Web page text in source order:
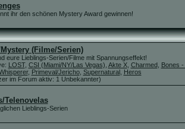
ihr den schönen Mystery Award gewinnen!
(Filme/Serien)
eure Lieblings-Serien/Filme mit Spannungseffekt!
LOST, CSI (Miami/NY/Las Vegas) Akte X, Charmed, Bones
, Primeval/Jericho, Supernatural, Heros
im Forum aktiv: 1 Unbekannter)
Telenovelas
Lieblings-Serien